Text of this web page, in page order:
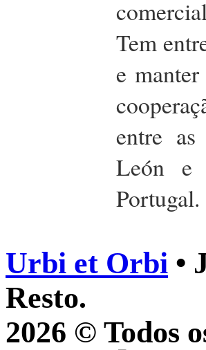
Tem
e
entre
León e
Portugal.
Urbi et Orbi •
Resto.
2026 © Todos